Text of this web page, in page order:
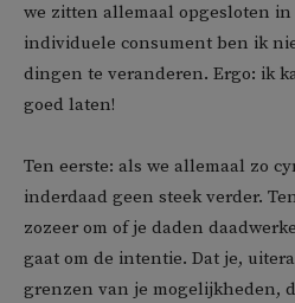
we zitten allemaal opgesloten in
individuele consument ben ik
dingen te veranderen. Ergo: ik
goed laten!
Ten eerste: als we allemaal zo
inderdaad geen steek verder.
zozeer om of je daden
gaat om de intentie. Dat je,
grenzen van je mogelijkheden,